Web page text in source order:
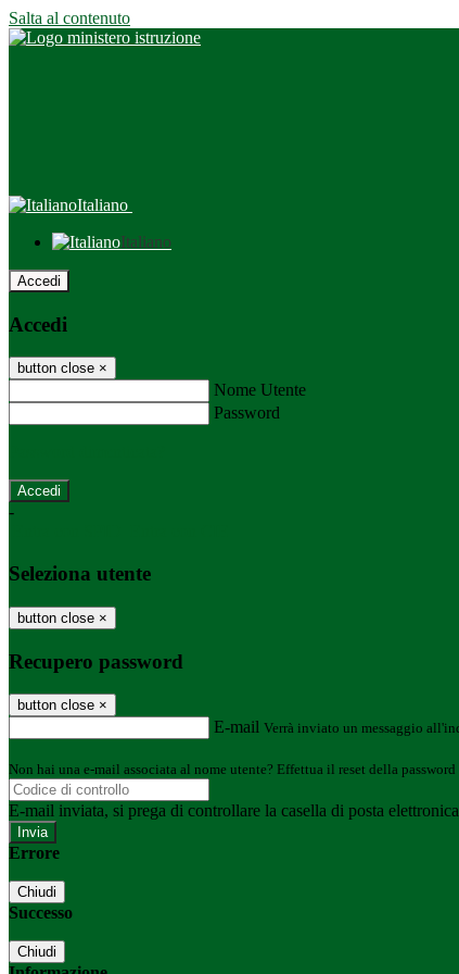
Salta al contenuto
Italiano
Italiano
Accedi
Accedi
button close ×
Nome Utente
Password
-
Seleziona utente
button close ×
Recupero password
button close ×
E-mail Verrà inviato un messaggio
Non hai una e-mail associata al nome utente? Effettua il reset della
E-mail inviata, si prega di controllare la casella di posta
Errore
Chiudi
Successo
Chiudi